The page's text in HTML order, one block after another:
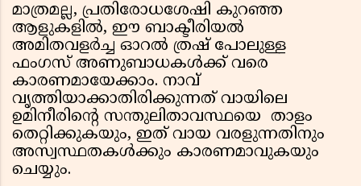
മാത്രമല്ല, പ്രതിരോധശേഷി കുറഞ്ഞ
ആളുകളിൽ, ഈ ബാക്ടീരിയൽ
അമിതവളർച്ച ഓറൽ ത്രഷ് പോലുള്ള
ഫംഗസ് അണുബാധകൾക്ക് വരെ
കാരണമായേക്കാം. നാവ്
വൃത്തിയാക്കാതിരിക്കുന്നത് വായിലെ
ഉമിനീരിന്റെ സന്തുലിതാവസ്ഥയെ താളം
തെറ്റിക്കുകയും, ഇത് വായ വരളുന്നതിനും
അസ്വസ്ഥതകൾക്കും കാരണമാവുകയും
ചെയ്യും.